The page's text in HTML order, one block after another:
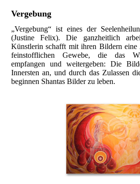
Vergebung
„Vergebung“ ist eines der
(Justine Felix). Die ganzheitlich
Künstlerin schafft mit ihren Bildern
feinstofflichen Gewebe, die das
empfangen und weitergeben: Die
Innersten an, und durch das Zulassen
beginnen Shantas Bilder zu leben.